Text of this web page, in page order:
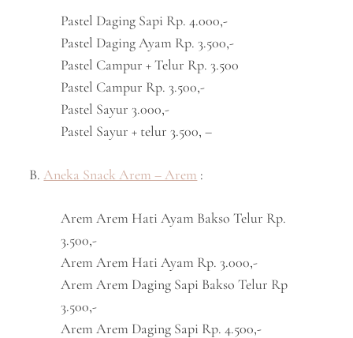
Pastel Daging Sapi Rp. 4.000,-
Pastel Daging Ayam Rp. 3.500,-
Pastel Campur + Telur Rp. 3.500
Pastel Campur Rp. 3.500,-
Pastel Sayur 3.000,-
Pastel Sayur + telur 3.500, –
B.Aneka Snack Arem – Arem :
Arem Arem Hati Ayam Bakso Telur Rp.
3.500,-
Arem Arem Hati Ayam Rp. 3.000,-
Arem Arem Daging Sapi Bakso Telur Rp
3.500,-
Arem Arem Daging Sapi Rp. 4.500,-